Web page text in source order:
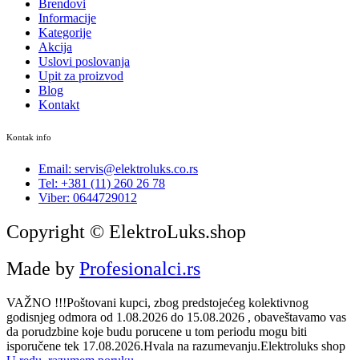
Brendovi
Informacije
Kategorije
Akcija
Uslovi poslovanja
Upit za proizvod
Blog
Kontakt
Kontak info
Email: servis@elektroluks.co.rs
Tel: +381 (11) 260 26 78
Viber: 0644729012
Copyright © ElektroLuks.shop
Made by Profesionalci.rs
VAŽNO !!!Poštovani kupci, zbog predstojećeg kolektivnog
godisnjeg odmora od 1.08.2026 do 15.08.2026 , obaveštavamo vas
da porudzbine koje budu porucene u tom periodu mogu biti
isporučene tek 17.08.2026.Hvala na razumevanju.Elektroluks shop